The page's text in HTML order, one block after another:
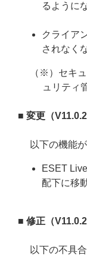
るように
クライア
されなく
（※）セキ
ュリティ
■ 変更（
以下の機能
ESET
配下に移
■ 修正（
以下の不具